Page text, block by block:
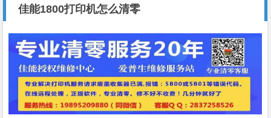
佳能1800打印机怎么清零